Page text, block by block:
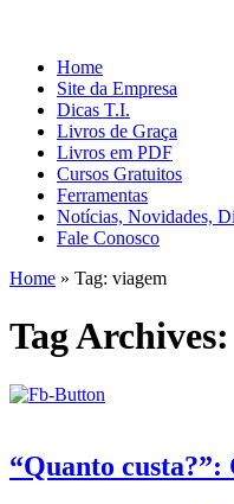
Home
Site da Empresa
Dicas T.I.
Livros de Graça
Livros em PDF
Cursos Gratuitos
Ferramentas
Notícias, Novidades,
Fale Conosco
Home » Tag: viagem
Tag Archives:
“Quanto custa?”: